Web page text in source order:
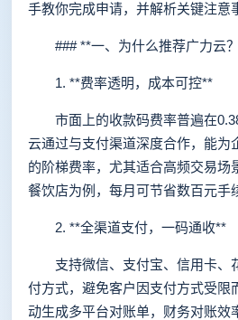
手教你完成申请，并解析关键注意
### **一、为什么推荐广力云
1. **费率透明，成本可控**
市面上的收款码费率普遍在
云通过与支付渠道深度合作，能为
的阶梯费率，尤其适合高频交易场
餐饮店为例，每月可节省数百元手
2. **全渠道支付，一码通收**
支持微信、支付宝、信用卡、
付方式，避免客户因支付方式受限
动生成多平台对账单，财务对账效